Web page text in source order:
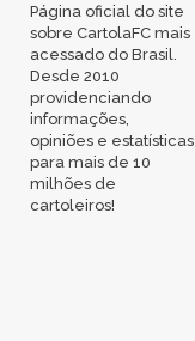
Página oficial do site
sobre CartolaFC mais
acessado do Brasil.
Desde 2010
providenciando
informações,
opiniões e estatísticas
para mais de 10
milhões de
cartoleiros!